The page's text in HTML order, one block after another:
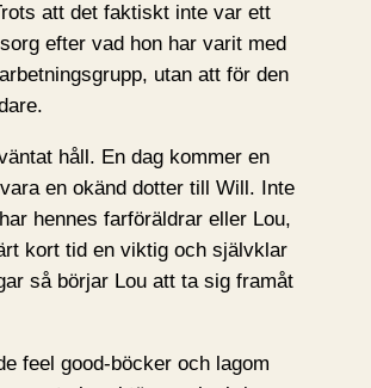
att det faktiskt inte var ett
efter vad hon har varit med
utan att för den
håll. En dag kommer en
en okänd dotter till Will. Inte
hennes farföräldrar eller Lou,
kort tid en viktig och självklar
så börjar Lou att ta sig framåt
feel good-böcker och lagom